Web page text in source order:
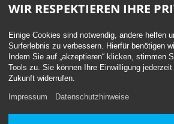
Get a quote now
We'd be honoured to be part of your
get in touch.
We can't wait to hear from you.
Contact form
WIR RESPEKTIEREN IHRE
Einige Cookies sind notwendig, andere helfen
Surferlebnis zu verbessern. Hierfür benötigen
Indem Sie auf „akzeptieren“ klicken, stimmen
Tools zu. Sie können Ihre Einwilligung
Zukunft widerrufen.
Impressum Datenschutzhinweise